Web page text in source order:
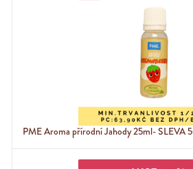
PME Aroma přírodní Jahody 25ml- SLEVA